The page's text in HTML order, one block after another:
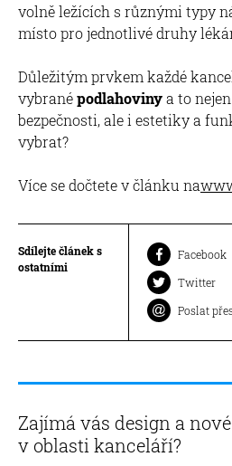
volně ležících s různými typy
místo pro jednotlivé druhy
Důležitým prvkem každé
vybranépodlahovinya to
bezpečnosti, ale i estetiky a
vybrat?
Více se dočtete v článku na
Sdílejte článek s
ostatními
Facebook
Twitter
Poslat
Zajímá vás design a
v oblasti kanceláří?